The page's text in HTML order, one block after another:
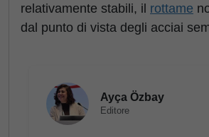
relativamente stabili, il rottame
dal punto di vista degli acciai
Ayça Özbay
Editore